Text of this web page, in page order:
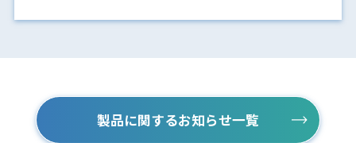
製品に関するお知らせ一覧